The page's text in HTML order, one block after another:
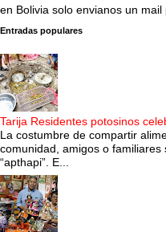
en Bolivia solo envianos un
Entradas populares
Tarija Residentes potosinos
La costumbre de compartir
comunidad, amigos o
“apthapi”. E...